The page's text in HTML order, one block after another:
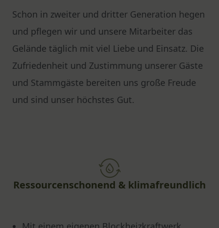
Schon in zweiter und dritter Generation hegen
und pflegen wir und unsere Mitarbeiter das
Gelände täglich mit viel Liebe und Einsatz. Die
Zufriedenheit und Zustimmung unserer Gäste
und Stammgäste bereiten uns große Freude
und sind unser höchstes Gut.
Ressourcenschonend & klimafreundlich